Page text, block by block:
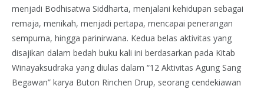
menjadi Bodhisatwa Siddharta, menjalani kehidupan sebagai
remaja, menikah, menjadi pertapa, mencapai penerangan
sempurna, hingga parinirwana. Kedua belas aktivitas yang
disajikan dalam bedah buku kali ini berdasarkan pada Kitab
Winayaksudraka yang diulas dalam “12 Aktivitas Agung Sang
Begawan” karya Buton Rinchen Drup, seorang cendekiawan